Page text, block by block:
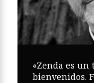
«Zenda es un
bienvenidos.